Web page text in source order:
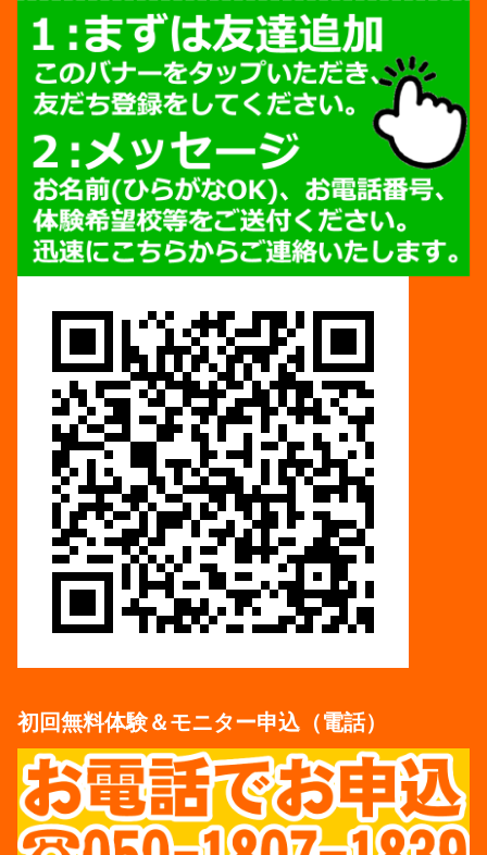
初回無料体験＆モニター申込（電話）